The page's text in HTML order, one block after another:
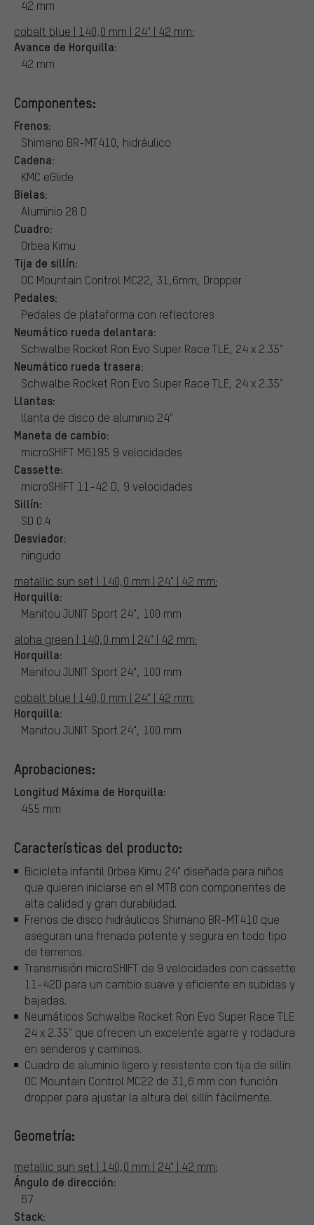
42 mm
cobalt blue | 140,0 mm | 24" | 42 mm:
Avance de Horquilla:
42 mm
Componentes:
Frenos:
Shimano BR-MT410, hidráulico
Cadena:
KMC eGlide
Bielas:
Aluminio 28 D
Cuadro:
Orbea Kimu
Tija de sillín:
OC Mountain Control MC22, 31,6mm, Dropper
Pedales:
Pedales de plataforma con reflectores
Neumático rueda delantara:
Schwalbe Rocket Ron Evo Super Race TLE, 24 x 2.35"
Neumático rueda trasera:
Schwalbe Rocket Ron Evo Super Race TLE, 24 x 2.35"
Llantas:
llanta de disco de aluminio 24"
Maneta de cambio:
microSHIFT M6195 9 velocidades
Cassette:
microSHIFT 11-42 D, 9 velocidades
Sillín:
SD 0.4
Desviador:
ningudo
metallic sun set | 140,0 mm | 24" | 42 mm:
Horquilla:
Manitou JUNIT Sport 24", 100 mm
aloha green | 140,0 mm | 24" | 42 mm:
Horquilla:
Manitou JUNIT Sport 24", 100 mm
cobalt blue | 140,0 mm | 24" | 42 mm:
Horquilla:
Manitou JUNIT Sport 24", 100 mm
Aprobaciones:
Longitud Máxima de Horquilla:
455 mm
Características del producto:
Bicicleta infantil Orbea Kimu 24" diseñada para niños
que quieren iniciarse en el MTB con componentes de
alta calidad y gran durabilidad.
Frenos de disco hidráulicos Shimano BR-MT410 que
aseguran una frenada potente y segura en todo tipo
de terrenos.
Transmisión microSHIFT de 9 velocidades con cassette
11-42D para un cambio suave y eficiente en subidas y
bajadas.
Neumáticos Schwalbe Rocket Ron Evo Super Race TLE
24 x 2.35" que ofrecen un excelente agarre y rodadura
en senderos y caminos.
Cuadro de aluminio ligero y resistente con tija de sillín
OC Mountain Control MC22 de 31,6 mm con función
dropper para ajustar la altura del sillín fácilmente.
Geometría:
metallic sun set | 140,0 mm | 24" | 42 mm:
Ángulo de dirección:
67
Stack: